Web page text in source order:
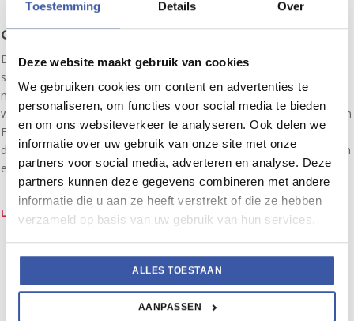
Toestemming Details Over
Deze website maakt gebruik van cookies
We gebruiken cookies om content en advertenties te
personaliseren, om functies voor social media te bieden
en om ons websiteverkeer te analyseren. Ook delen we
informatie over uw gebruik van onze site met onze
partners voor social media, adverteren en analyse. Deze
partners kunnen deze gegevens combineren met andere
informatie die u aan ze heeft verstrekt of die ze hebben
verzameld op basis van uw gebruik van hun services.
ALLES TOESTAAN
AANPASSEN
Goede samenwerking en een positieve sfeer
De recente introductie van een middenkader leek veelbelovend, een
succes was het nog niet. Dat veranderde toen zij in samenspraak
met het managementteam de coaches van Fair Field op de
werkvloer introduceerde. Dankzij de inspanningen van Heinz Kraft en
Fair Field heerst er nu een positieve sfeer, het ziekteverzuim is
drastisch lager, het management kan zich beter op zijn taken richten
en de fabriek draait beter.
LEES MEER